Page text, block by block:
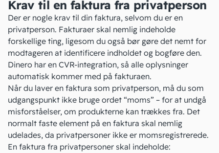
Krav til en faktura fra privatperson
Der er nogle krav til din faktura, selvom du er en
privatperson. Fakturaer skal nemlig indeholde
forskellige ting, ligesom du også bør gøre det nemt for
modtageren at identificere indholdet og bogføre den.
Dinero har en CVR-integration, så alle oplysninger
automatisk kommer med på fakturaen.
Når du laver en faktura som privatperson, må du som
udgangspunkt ikke bruge ordet “moms” – for at undgå
misforståelser, om produkterne kan trækkes fra. Det
normalt faste element på en faktura skal nemlig
udelades, da privatpersoner ikke er momsregistrerede.
En faktura fra privatpersoner skal indeholde: